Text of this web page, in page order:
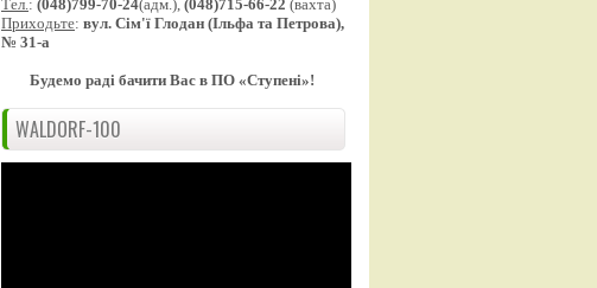
Тел. : (048)799-70-24(адм.), (048)715-66-22 (вахта)
Приходьте: вул. Сім'ї Глодан (Ільфа та Петрова),
№ 31-а
Будемо раді бачити Вас в ПО «Ступені»!
WALDORF-100